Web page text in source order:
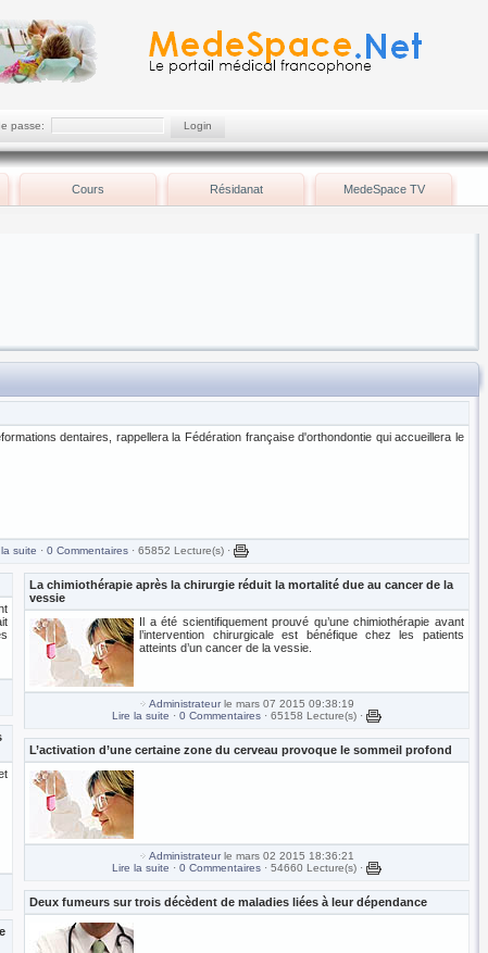
passe:
Cours Résidanat MedeSpace TV
dentaires, rappellera la Fédération française d'orthondontie qui accueillera le
suite · 0 Commentaires · 65852 Lecture(s) ·
La chimiothérapie après la chirurgie réduit la mortalité due au cancer de la
vessie
Il a été scientifiquement prouvé qu’une chimiothérapie avant
l’intervention chirurgicale est bénéfique chez les patients
atteints d’un cancer de la vessie.
Administrateurle mars 07 2015 09:38:19
Lire la suite · 0 Commentaires · 65158 Lecture(s) ·
L’activation d’une certaine zone du cerveau provoque le sommeil profond
Administrateurle mars 02 2015 18:36:21
Lire la suite · 0 Commentaires · 54660 Lecture(s) ·
Deux fumeurs sur trois décèdent de maladies liées à leur dépendance